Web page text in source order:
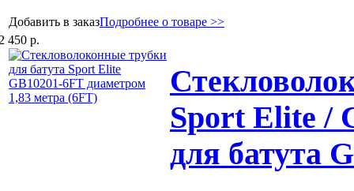
Добавить в заказПодробнее о товаре >>
450 р.
Sport Elite /
для батута